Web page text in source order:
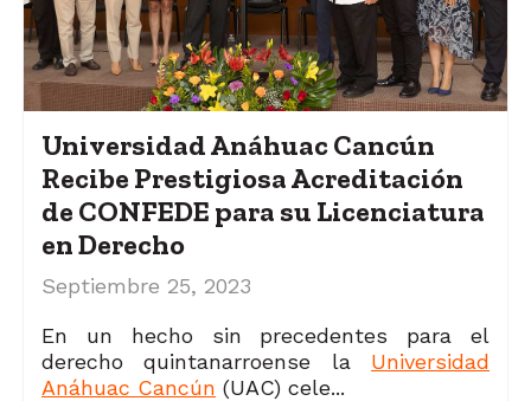
Universidad Anáhuac Cancún
Recibe Prestigiosa Acreditación
de CONFEDE para su Licenciatura
en Derecho
Septiembre 25, 2023
En un hecho sin precedentes para el
derecho quintanarroense la Universidad
Anáhuac Cancún (UAC) cele...